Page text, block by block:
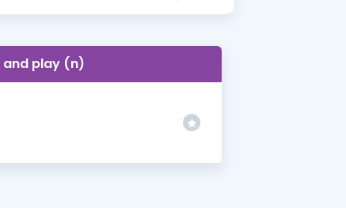
İngilizce Gramer
and play (n)